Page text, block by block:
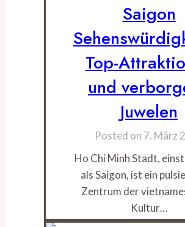
Saigon
Top-
und
Juwelen
Posted on 7. März
Ho Chi Minh Stadt,
als Saigon, ist ein
Zentrum der
Kultur…